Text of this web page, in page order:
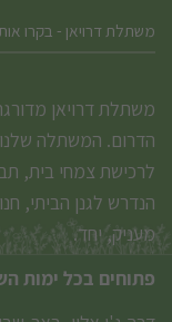
משתלת דרויאן - בקרו
משתלת דרויאן
הדרום. המשתלה
לרכישת צמחי בית,
הנדרש לגנן הביתי,
מעניק, יחד.
פתוחים בכל ימות